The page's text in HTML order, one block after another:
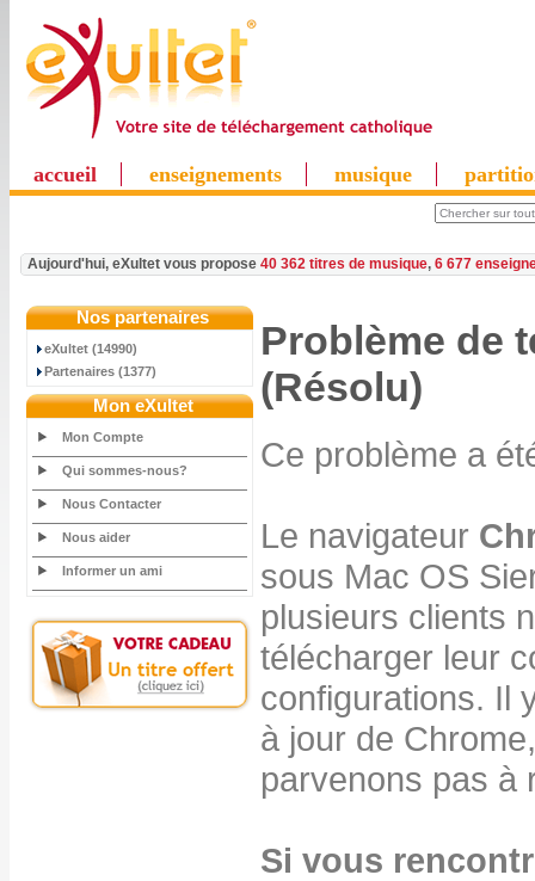
accueil enseignements musique
Aujourd'hui, eXultet vous propose 40 362 titres de musique, 6 677
Nos partenaires
eXultet (14990)
Partenaires (1377)
Mon eXultet
Mon Compte
Qui sommes-nous?
Nous Contacter
Nous aider
Informer un ami
Problème de
(Résolu)
Ce problème a
Le navigateur
sous Mac OS
plusieurs clients
télécharger leur
configurations. Il
à jour de
parvenons pas à
Si vous